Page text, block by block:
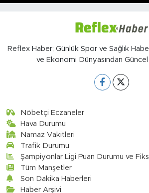
Reflex Haber; Günlük Spor ve Sağlık
ve Ekonomi Dünyasından
Nöbetçi Eczaneler
Hava Durumu
Namaz Vakitleri
Trafik Durumu
Şampiyonlar Ligi Puan Durumu ve
Tüm Manşetler
Son Dakika Haberleri
Haber Arşivi